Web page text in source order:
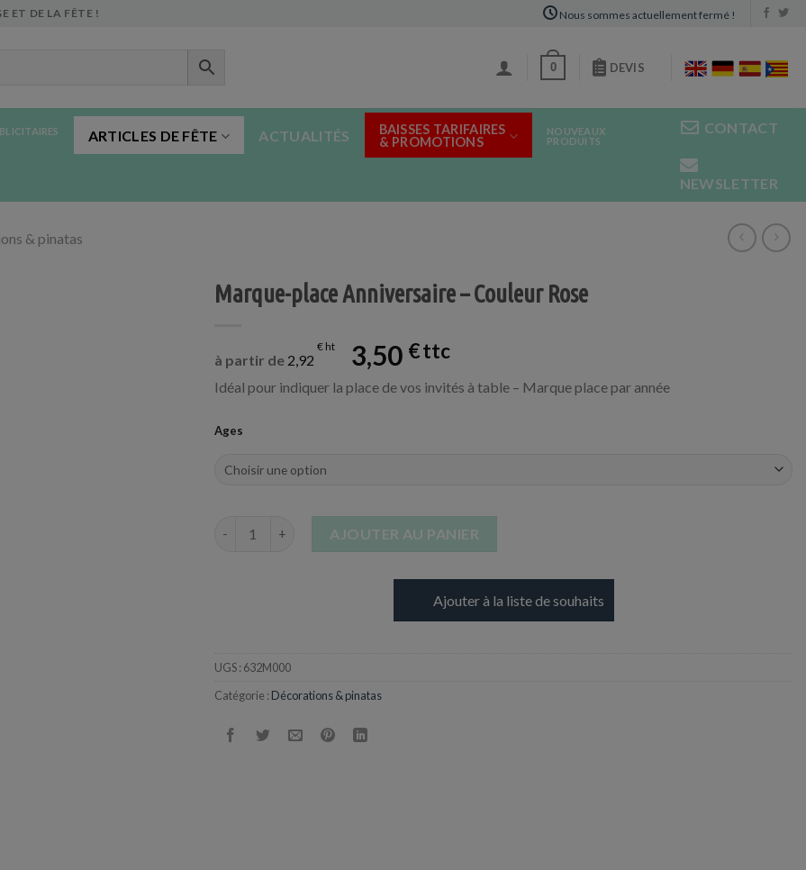
ET DE LA FÊTE ! Nous sommes actuellement fermé !
0 DEVIS
ARTICLES DE FÊTE ACTUALITÉS
BAISSES TARIFAIRES
& PROMOTIONS
NOUVEAUX
PRODUITS
CONTACT
NEWSLETTER
& pinatas
Marque-place Anniversaire – Couleur Rose
à partir de 2,92
€ 3,50 €
Idéal pour indiquer la place de vos invités à table – Marque place par année
Ages
AJOUTER AU PANIER
Ajouter à la liste de souhaits
UGS : 632M000
Catégorie : Décorations & pinatas